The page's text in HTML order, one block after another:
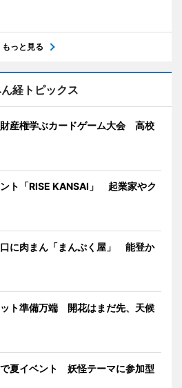
もっと見る
経トピックス
産権学ぶカードゲーム大会 高校
ト「RISE KANSAI」 起業家やク
に肉まん「まんぷく屋」 能登か
ト準備万端 開花はまだ先、天候
夏イベント 妖怪テーマに参加型